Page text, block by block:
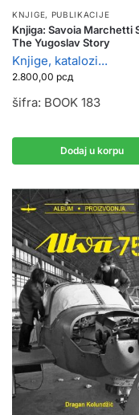
KNJIGE, PUBLIKACIJE
Knjiga: Savoia Marchetti
The Yugoslav Story
Knjige, katalozi...
2.800,00 рсд
šifra: BOOK 183
Dodaj u korpu